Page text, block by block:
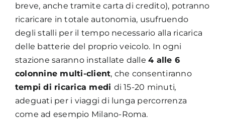
breve, anche tramite carta di credito), potranno
ricaricare in totale autonomia, usufruendo
degli stalli per il tempo necessario alla ricarica
delle batterie del proprio veicolo. In ogni
stazione saranno installate dalle4 alle 6
colonnine multi-client, che consentiranno
tempi di ricarica medi di 15-20 minuti,
adeguati per i viaggi di lunga percorrenza
come ad esempio Milano-Roma.